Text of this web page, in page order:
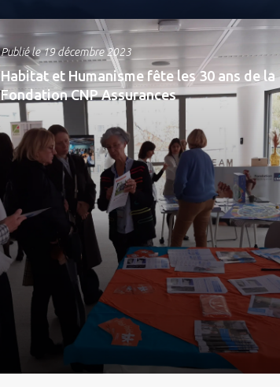
Publié le 19 décembre 2023
Habitat et Humanisme fête les 30 ans de la
Fondation CNP Assurances